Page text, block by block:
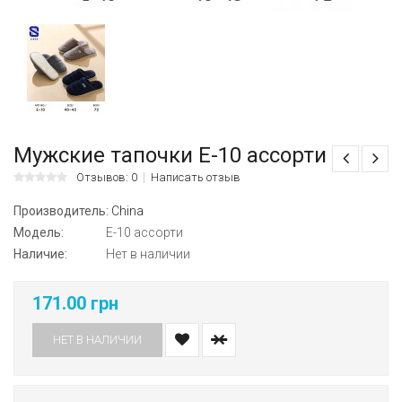
Мужские тапочки E-10 ассорти
Отзывов: 0 Написать отзыв
Производитель: China
Модель:
E-10 ассорти
Наличие:
Нет в наличии
171.00 грн
НЕТ В НАЛИЧИИ